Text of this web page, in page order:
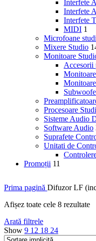
Interfete
Interfete
Interfete
MIDI 1
Microfoane
Mixere Studio
Monitoare
Accesorii
Monitoare
Procesoare
Sisteme Audio
Software Audio
Suprafete
Unitati de
Promoții 11
Prima pagină Difuzor LF
Afișez toate cele 8 rezultate
Arată filtrele
Show 9 12 18 24